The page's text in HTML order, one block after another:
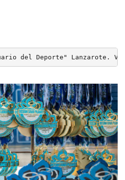
del Deporte" Lanzarote.